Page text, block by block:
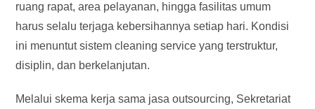
ruang rapat, area pelayanan, hingga fasilitas umum
harus selalu terjaga kebersihannya setiap hari. Kondisi
ini menuntut sistem cleaning service yang terstruktur,
disiplin, dan berkelanjutan.
Melalui skema kerja sama jasa outsourcing, Sekretariat